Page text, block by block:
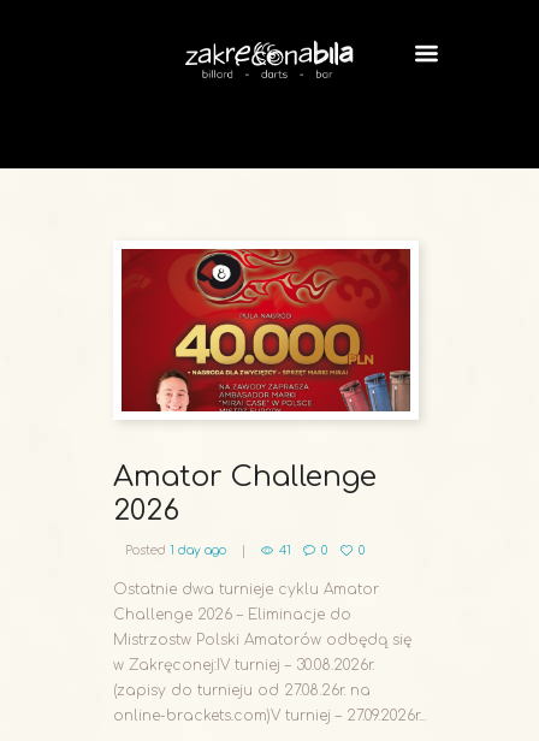
Amator Challenge
2026
Posted 1 day ago 41 0 0
Ostatnie dwa turnieje cyklu Amator
Challenge 2026 – Eliminacje do
Mistrzostw Polski Amatorów odbędą się
w Zakręconej:IV turniej – 30.08.2026r.
(zapisy do turnieju od 27.08.26r. na
online-brackets.com)V turniej – 27.09.2026r...